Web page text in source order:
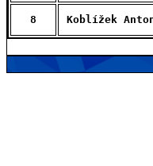
8 Koblížek